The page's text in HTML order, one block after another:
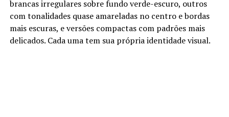
brancas irregulares sobre fundo verde-escuro, outros
com tonalidades quase amareladas no centro e bordas
mais escuras, e versões compactas com padrões mais
delicados. Cada uma tem sua própria identidade visual.